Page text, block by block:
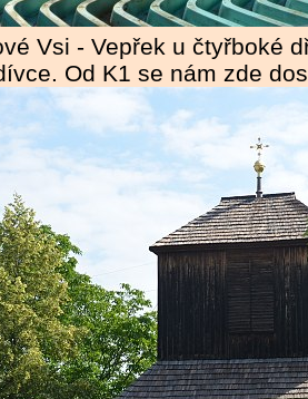
Vsi - Vepřek u čtyřboké
Od K1 se nám zde